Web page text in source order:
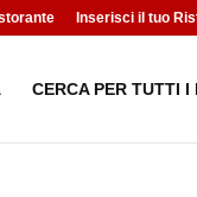
Inserisci il tuo
CERCA PER TUTTI I